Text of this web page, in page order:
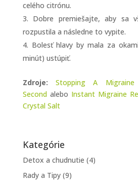
celého citrónu.
Dobre premiešajte, aby sa
rozpustila a následne to vypite.
Bolesť hlavy by mala za
minút) ustúpiť.
Zdroje:
Stopping A
Secondalebo Instant Migraine
Crystal Salt
Kategórie
Detox a chudnutie (4)
Rady a Tipy(9)